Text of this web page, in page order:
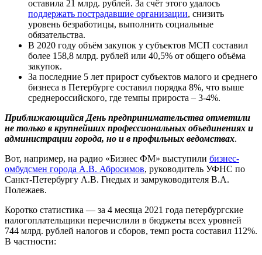
оставила 21 млрд. рублей. За счёт этого удалось
поддержать пострадавшие организации, снизить
уровень безработицы, выполнить социальные
обязательства.
В 2020 году объём закупок у субъектов МСП составил
более 158,8 млрд. рублей или 40,5% от общего объёма
закупок.
За последние 5 лет прирост субъектов малого и среднего
бизнеса в Петербурге составил порядка 8%, что выше
среднероссийского, где темпы прироста – 3-4%.
Приближающийся День предпринимательства отметили
не только в крупнейших профессиональных объединениях и
администрации города, но и в профильных ведомствах.
Вот, например, на радио «Бизнес ФМ» выступили бизнес-
омбудсмен города А.В. Абросимов, руководитель УФНС по
Санкт-Петербургу А.В. Гнедых и замруководителя В.А.
Полежаев.
Коротко статистика — за 4 месяца 2021 года петербургские
налогоплательщики перечислили в бюджеты всех уровней
744 млрд. рублей налогов и сборов, темп роста составил 112%.
В частности: